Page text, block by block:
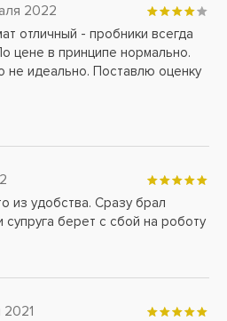
2022
отличный - пробники всегда
цене в принципе нормально.
не идеально. Поставлю оценку
из удобства. Сразу брал
супруга берет с сбой на роботу
2021